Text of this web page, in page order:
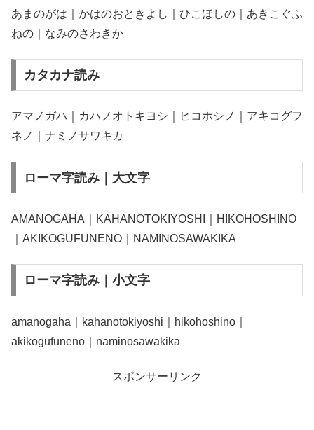
あまのがは｜かはのおときよし｜ひこほしの｜あきこぐふ
ねの｜なみのさわきか
カタカナ読み
アマノガハ｜カハノオトキヨシ｜ヒコホシノ｜アキコグフ
ネノ｜ナミノサワキカ
ローマ字読み｜大文字
AMANOGAHA｜KAHANOTOKIYOSHI｜HIKOHOSHINO
｜AKIKOGUFUNENO｜NAMINOSAWAKIKA
ローマ字読み｜小文字
amanogaha｜kahanotokiyoshi｜hikohoshino｜
akikogufuneno｜naminosawakika
スポンサーリンク